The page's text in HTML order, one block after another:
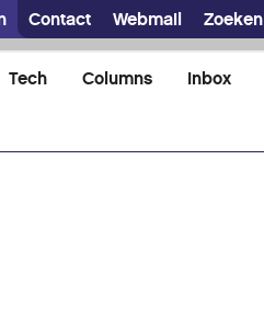
Contact Webmail Zoeken
Tech Columns Inbox